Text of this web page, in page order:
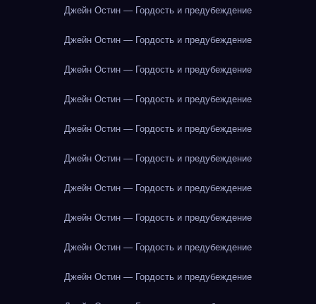
Джейн Остин — Гордость и предубеждение
Джейн Остин — Гордость и предубеждение
Джейн Остин — Гордость и предубеждение
Джейн Остин — Гордость и предубеждение
Джейн Остин — Гордость и предубеждение
Джейн Остин — Гордость и предубеждение
Джейн Остин — Гордость и предубеждение
Джейн Остин — Гордость и предубеждение
Джейн Остин — Гордость и предубеждение
Джейн Остин — Гордость и предубеждение